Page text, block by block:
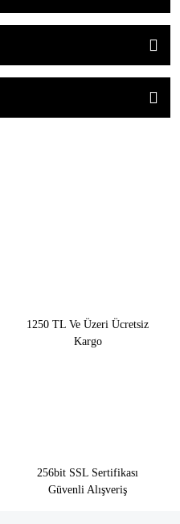
1250 TL Ve Üzeri Ücretsiz
Kargo
256bit SSL Sertifikası
Güvenli Alışveriş